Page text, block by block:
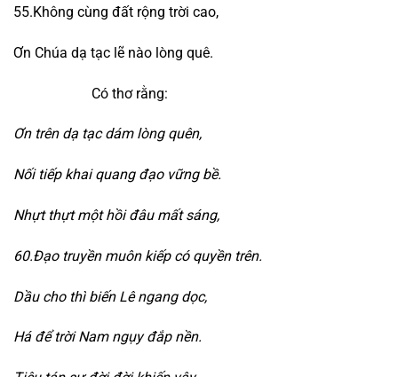
55.Không cùng đất rộng trời cao,
Ơn Chúa dạ tạc lẽ nào lòng quê.
Có thơ rằng:
Ơn trên dạ tạc dám lòng quên,
Nối tiếp khai quang đạo vững bề.
Nhựt thựt một hồi đâu mất sáng,
60.Đạo truyền muôn kiếp có quyền trên.
Dầu cho thì biến Lê ngang dọc,
Há để trời Nam ngụy đắp nền.